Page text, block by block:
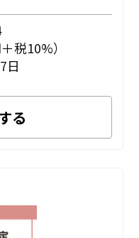
税10%）
日
る